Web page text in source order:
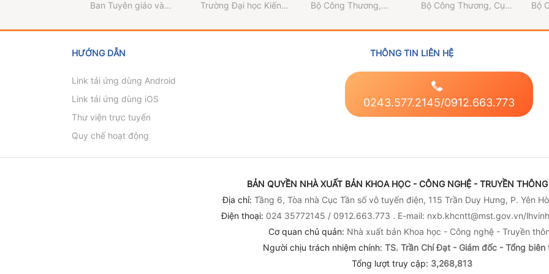
về Đại hội đại biểu
của Đảng - Quyển 3)
Ban Tuyên giáo và
chính trị trong bối
và hội nhập quốc tế
Trường Đại học Kiến
Mexico
Bộ Công Thương,
tại Mexico
công nghiệp nhằm
hiệu quả năng lượng
trong các ngành
công nghiệp
Bộ Công Thương, Cục
Chuyển đổi xanh và
Bộ
HƯỚNG DẪN
Link tải ứng dùng Android
Link tải ứng dùng iOS
Thư viện trực tuyến
Quy chế hoạt động
THÔNG TIN LIÊN HỆ
0243.577.2145/0912.663.773
BẢN QUYỀN NHÀ XUẤT BẢN KHOA HỌC - CÔNG NGHỆ - TRUYỀN
Địa chỉ: Tầng 6, Tòa nhà Cục Tần số vô tuyến điện, 115 Trần Duy Hưng, P. Yên
Điện thoại: 024 35772145 / 0912.663.773 . E-mail: nxb.khcntt@mst.gov.vn/
Cơ quan chủ quản: Nhà xuất bản Khoa học - Công nghệ - Truyền
Người chịu trách nhiệm chính: TS. Trần Chí Đạt - Giám đốc - Tổng biên
Tổng lượt truy cập: 3,268,813